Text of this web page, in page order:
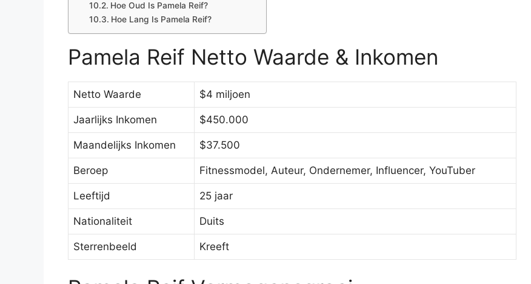
Hoe Oud Is Pamela Reif?
Hoe Lang Is Pamela Reif?
Pamela Reif Netto Waarde & Inkomen
Netto Waarde $4 miljoen
Jaarlijks Inkomen $450.000
Maandelijks Inkomen $37.500
Beroep Fitnessmodel, Auteur, Ondernemer, Influencer, YouTuber
Leeftijd 25 jaar
Nationaliteit Duits
Sterrenbeeld Kreeft